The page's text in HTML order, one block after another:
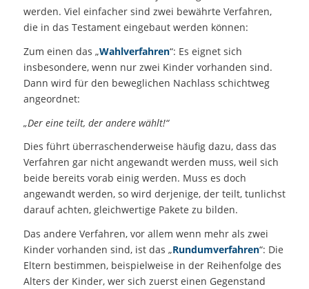
werden. Viel einfacher sind zwei bewährte Verfahren,
die in das Testament eingebaut werden können:
Zum einen das „Wahlverfahren“: Es eignet sich
insbesondere, wenn nur zwei Kinder vorhanden sind.
Dann wird für den beweglichen Nachlass schichtweg
angeordnet:
„Der eine teilt, der andere wählt!“
Dies führt überraschenderweise häufig dazu, dass das
Verfahren gar nicht angewandt werden muss, weil sich
beide bereits vorab einig werden. Muss es doch
angewandt werden, so wird derjenige, der teilt, tunlichst
darauf achten, gleichwertige Pakete zu bilden.
Das andere Verfahren, vor allem wenn mehr als zwei
Kinder vorhanden sind, ist das „Rundumverfahren“: Die
Eltern bestimmen, beispielweise in der Reihenfolge des
Alters der Kinder, wer sich zuerst einen Gegenstand